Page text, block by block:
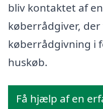
bliv kontaktet af
køberrådgiver,
køberrådgivning i
huskøb.
Få hjælp af en